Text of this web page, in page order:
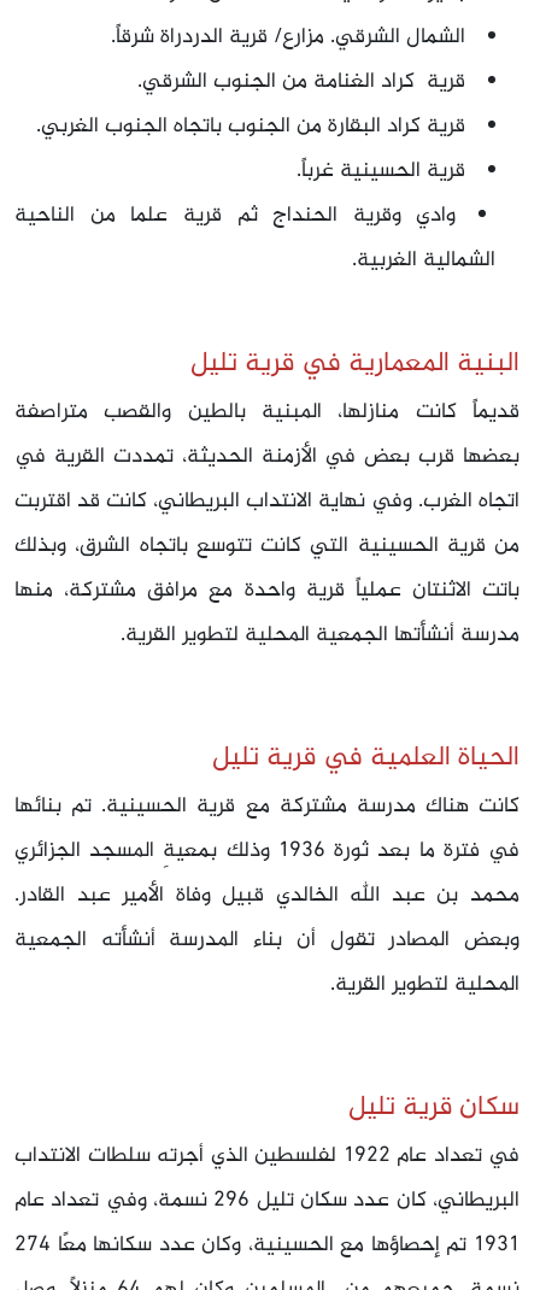
الشمال الشرقي. مزارع/ قرية الدردراة شرقاً.
قرية كراد الغنامة من الجنوب الشرقي.
قرية كراد البقارة من الجنوب باتجاه الجنوب الغربي.
قرية الحسينية غرباً.
وادي وقرية الحنداج ثم قرية علما من الناحية
الشمالية الغربية.
البنية المعمارية في قرية تليل
قديماً كانت منازلها، المبنية بالطين والقصب متراصفة
بعضها قرب بعض في الأزمنة الحديثة، تمددت القرية في
اتجاه الغرب. وفي نهاية الانتداب البريطاني، كانت قد اقتربت
من قرية الحسينية التي كانت تتوسع باتجاه الشرق، وبذلك
باتت الاثنتان عملياً قرية واحدة مع مرافق مشتركة، منها
مدرسة أنشأتها الجمعية المحلية لتطوير القرية.
الحياة العلمية في قرية تليل
كانت هناك مدرسة مشتركة مع قرية الحسينية. تم بنائها
في فترة ما بعد ثورة 1936 وذلك بمعيةِ المسجد الجزائري
محمد بن عبد الله الخالدي قبيل وفاة الأمير عبد القادر.
وبعض المصادر تقول أن بناء المدرسة أنشأته الجمعية
المحلية لتطوير القرية.
سكان قرية تليل
في تعداد عام 1922 لفلسطين الذي أجرته سلطات الانتداب
البريطاني، كان عدد سكان تليل 296 نسمة، وفي تعداد عام
1931 تم إحصاؤها مع الحسينية، وكان عدد سكانها معًا 274